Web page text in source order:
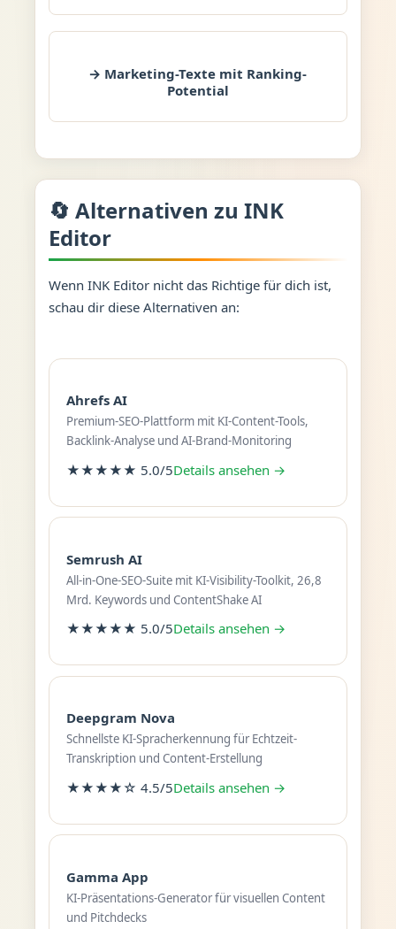
→ Marketing-Texte mit Ranking-
Potential
🔄 Alternativen zu INK
Editor
Wenn INK Editor nicht das Richtige für dich ist,
schau dir diese Alternativen an:
Ahrefs AI
Premium-SEO-Plattform mit KI-Content-Tools,
Backlink-Analyse und AI-Brand-Monitoring
★★★★★ 5.0/5Details ansehen →
Semrush AI
All-in-One-SEO-Suite mit KI-Visibility-Toolkit, 26,8
Mrd. Keywords und ContentShake AI
★★★★★ 5.0/5Details ansehen →
Deepgram Nova
Schnellste KI-Spracherkennung für Echtzeit-
Transkription und Content-Erstellung
★★★★☆ 4.5/5Details ansehen →
Gamma App
KI-Präsentations-Generator für visuellen Content
und Pitchdecks